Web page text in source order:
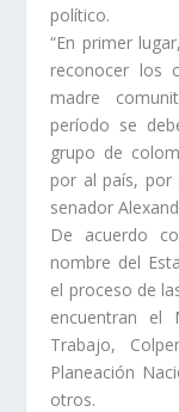
político.
“En primer
reconocer los
madre
período se
grupo de
por al país, por
senador
De acuerdo
nombre del
el proceso de
encuentran el
Trabajo,
Planeación
otros.